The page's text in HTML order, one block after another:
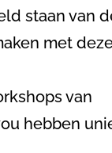
staan van
met
van
hebben